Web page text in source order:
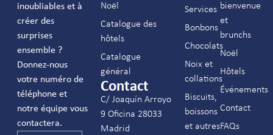
inoubliables et à
créer des
surprises
ensemble ?
Donnez-nous
votre numéro de
téléphone et
notre équipe vous
contactera.
Noël
Catalogue des
hôtels
Catalogue
général
Contact
C/ Joaquín Arroyo
9 Oficina 28033
Madrid
Services
Bonbons
Chocolats
Noix et
collations
Biscuits,
boissons
et autres
bienvenue
et
brunchs
Noël
Hôtels
Événements
Contact
FAQs